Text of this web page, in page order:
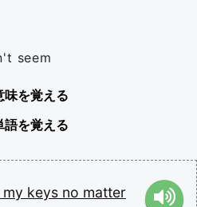
seem
味を覚える
語を覚える
my keys no matter